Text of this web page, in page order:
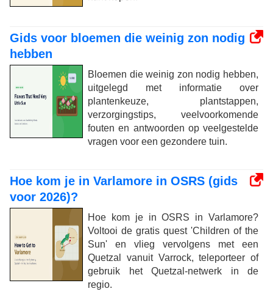
Gids voor bloemen die weinig zon nodig
hebben
Bloemen die weinig zon nodig hebben,
uitgelegd met informatie over
plantenkeuze, plantstappen,
verzorgingstips, veelvoorkomende
fouten en antwoorden op veelgestelde
vragen voor een gezondere tuin.
Hoe kom je in Varlamore in OSRS (gids
voor 2026)?
Hoe kom je in OSRS in Varlamore?
Voltooi de gratis quest 'Children of the
Sun' en vlieg vervolgens met een
Quetzal vanuit Varrock, teleporteer of
gebruik het Quetzal-netwerk in de
regio.